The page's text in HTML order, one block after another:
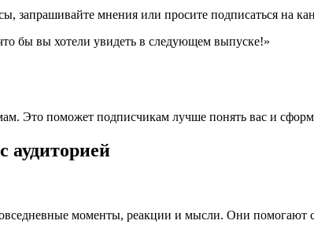
запрашивайте мнения или просите подписаться на
бы вы хотели увидеть в следующем выпуске!»
Это поможет подписчикам лучше понять вас и
аудиторией
моменты, реакции и мысли. Они помогают